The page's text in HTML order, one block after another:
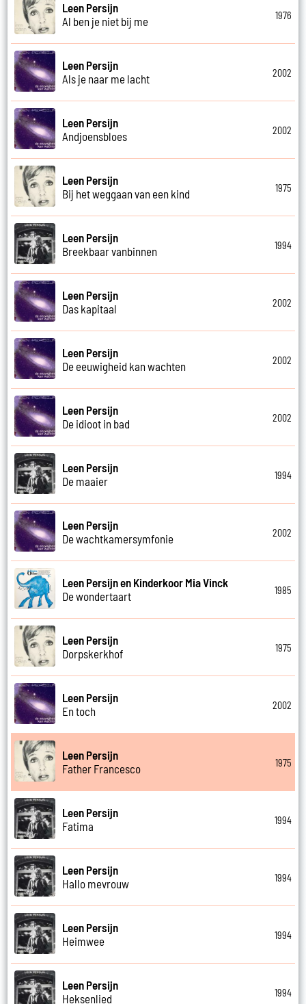
Leen Persijn
Al ben je niet bij me
1976
Leen Persijn
Als je naar me lacht
2002
Leen Persijn
Andjoensbloes
2002
Leen Persijn
Bij het weggaan van een kind
1975
Leen Persijn
Breekbaar vanbinnen
1994
Leen Persijn
Das kapitaal
2002
Leen Persijn
De eeuwigheid kan wachten
2002
Leen Persijn
De idioot in bad
2002
Leen Persijn
De maaier
1994
Leen Persijn
De wachtkamersymfonie
2002
Leen Persijn en Kinderkoor Mia Vinck
De wondertaart
1985
Leen Persijn
Dorpskerkhof
1975
Leen Persijn
En toch
2002
Leen Persijn
Father Francesco
1975
Leen Persijn
Fatima
1994
Leen Persijn
Hallo mevrouw
1994
Leen Persijn
Heimwee
1994
Leen Persijn
Heksenlied
1994